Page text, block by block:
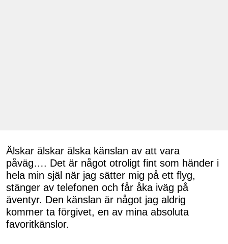
Älskar älskar älska känslan av att vara
påväg…. Det är något otroligt fint som händer i
hela min själ när jag sätter mig på ett flyg,
stänger av telefonen och får åka iväg på
äventyr. Den känslan är något jag aldrig
kommer ta förgivet, en av mina absoluta
favoritkänslor.